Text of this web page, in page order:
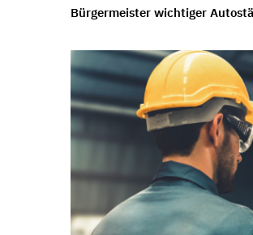
Bürgermeister wichtiger